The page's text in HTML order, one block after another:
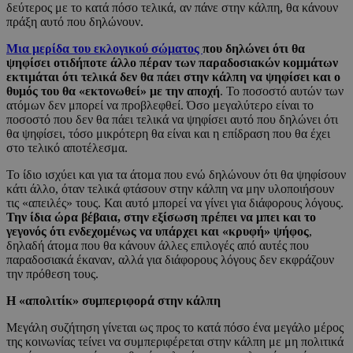
δεύτερος με το κατά πόσο τελικά, αν πάνε στην κάλπη, θα κάνουν
πράξη αυτό που δηλώνουν.
Μια μερίδα του εκλογικού σώματος που δηλώνει ότι θα
ψηφίσει οτιδήποτε άλλο πέραν των παραδοσιακών κομμάτων
εκτιμάται ότι τελικά δεν θα πάει στην κάλπη να ψηφίσει και ο
θυμός του θα «εκτονωθεί» με την αποχή. Το ποσοστό αυτών των
ατόμων δεν μπορεί να προβλεφθεί. Όσο μεγαλύτερο είναι το
ποσοστό που δεν θα πάει τελικά να ψηφίσει αυτό που δηλώνει ότι
θα ψηφίσει, τόσο μικρότερη θα είναι και η επίδραση που θα έχει
στο τελικό αποτέλεσμα.
Το ίδιο ισχύει και για τα άτομα που ενώ δηλώνουν ότι θα ψηφίσουν
κάτι άλλο, όταν τελικά φτάσουν στην κάλπη να μην υλοποιήσουν
τις «απειλές» τους. Και αυτό μπορεί να γίνει για διάφορους λόγους.
Την ίδια ώρα βέβαια, στην εξίσωση πρέπει να μπει και το
γεγονός ότι ενδεχομένως να υπάρχει και «κρυφή» ψήφος,
δηλαδή άτομα που θα κάνουν άλλες επιλογές από αυτές που
παραδοσιακά έκαναν, αλλά για διάφορους λόγους δεν εκφράζουν
την πρόθεση τους.
Η «απολιτίκ» συμπεριφορά στην κάλπη
Μεγάλη συζήτηση γίνεται ως προς το κατά πόσο ένα μεγάλο μέρος
της κοινωνίας τείνει να συμπεριφέρεται στην κάλπη με μη πολιτικά